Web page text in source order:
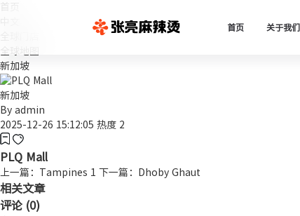
首页 关于我们
首页
全球地图
新加坡
新加坡
By admin
2025-12-26 15:12:05 热度 2
PLQ Mall
上一篇：Tampines 1 下一篇：Dhoby Ghaut
相关文章
评论 (0)